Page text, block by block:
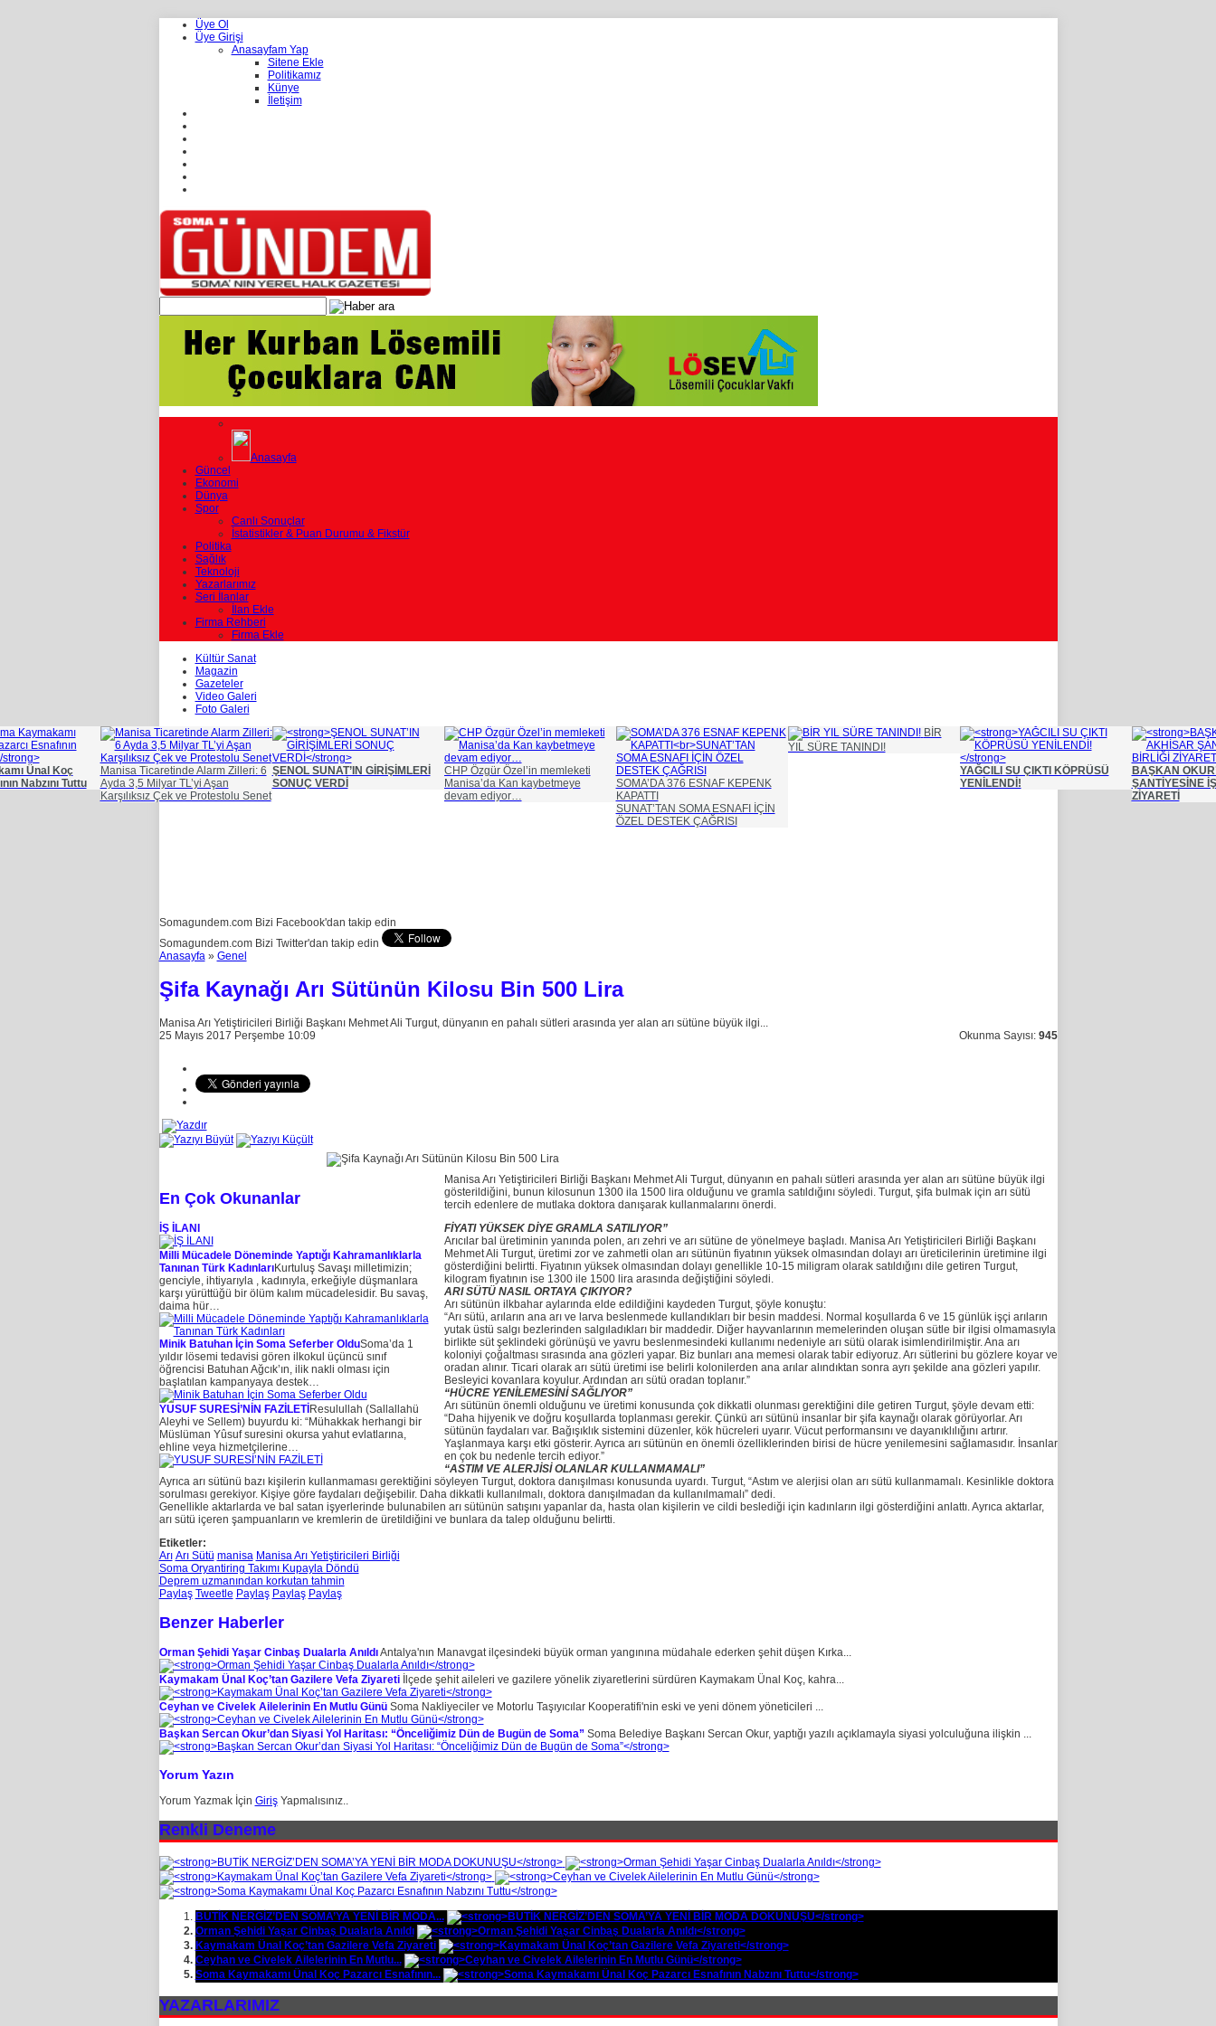
Üye Ol
Üye Girişi
Anasayfam Yap
Sitene Ekle
Politikamız
Künye
İletişim
Anasayfa
Güncel
Ekonomi
Dünya
Spor
Canlı Sonuçlar
İstatistikler & Puan Durumu & Fikstür
Politika
Sağlık
Teknoloji
Yazarlarımız
Seri İlanlar
İlan Ekle
Firma Rehberi
Firma Ekle
Kültür Sanat
Magazin
Gazeteler
Video Galeri
Foto Galeri
Ünal Koç
Nabzını Tuttu
Manisa Ticaretinde Alarm Zilleri: 6
Ayda 3,5 Milyar TL’yi Aşan
Karşılıksız Çek ve Protestolu Senet
ŞENOL SUNAT’IN GİRİŞİMLERİ
SONUÇ VERDİ
CHP Özgür Özel’in memleketi
Manisa’da Kan kaybetmeye
devam ediyor…
SOMA’DA 376 ESNAF KEPENK
KAPATTI
SUNAT’TAN SOMA ESNAFI İÇİN
ÖZEL DESTEK ÇAĞRISI
BİR
YIL SÜRE TANINDI!
YAĞCILI SU ÇIKTI KÖPRÜSÜ
YENİLENDİ!
BAŞKAN
ŞANTİYESİNE
ZİYARETİ
Somagundem.com Bizi Facebook'dan takip edin
Somagundem.com Bizi Twitter'dan takip edin
Anasayfa» Genel
Şifa Kaynağı Arı Sütünün Kilosu Bin 500 Lira
Manisa Arı Yetiştiricileri Birliği Başkanı Mehmet Ali Turgut, dünyanın en pahalı sütleri arasında yer alan arı sütüne büyük ilgi...
25 Mayıs 2017 Perşembe 10:09
Okunma Sayısı: 945
En Çok Okunanlar
İŞ İLANI
Milli Mücadele Döneminde Yaptığı Kahramanlıklarla
Tanınan Türk KadınlarıKurtuluş Savaşı milletimizin;
genciyle, ihtiyarıyla , kadınıyla, erkeğiyle düşmanlara
karşı yürüttüğü bir ölüm kalım mücadelesidir. Bu savaş,
daima hür…
Minik Batuhan İçin Soma Seferber OlduSoma’da 1
yıldır lösemi tedavisi gören ilkokul üçüncü sınıf
öğrencisi Batuhan Ağcık’ın, ilik nakli olması için
başlatılan kampanyaya destek…
YUSUF SURESİ’NİN FAZİLETİ Resulullah (Sallallahü
Aleyhi ve Sellem) buyurdu ki: “Mühakkak herhangi bir
Müslüman Yûsuf suresini okursa yahut evlatlarına,
ehline veya hizmetçilerine…
Manisa Arı Yetiştiricileri Birliği Başkanı Mehmet Ali Turgut, dünyanın en pahalı sütleri arasında yer alan arı sütüne büyük ilgi
gösterildiğini, bunun kilosunun 1300 ila 1500 lira olduğunu ve gramla satıldığını söyledi. Turgut, şifa bulmak için arı sütü
tercih edenlere de mutlaka doktora danışarak kullanmalarını önerdi.
FİYATI YÜKSEK DİYE GRAMLA SATILIYOR”
Arıcılar bal üretiminin yanında polen, arı zehri ve arı sütüne de yönelmeye başladı. Manisa Arı Yetiştiricileri Birliği Başkanı
Mehmet Ali Turgut, üretimi zor ve zahmetli olan arı sütünün fiyatının yüksek olmasından dolayı arı üreticilerinin üretimine ilgi
gösterdiğini belirtti. Fiyatının yüksek olmasından dolayı genellikle 10-15 miligram olarak satıldığını dile getiren Turgut,
kilogram fiyatının ise 1300 ile 1500 lira arasında değiştiğini söyledi.
ARI SÜTÜ NASIL ORTAYA ÇIKIYOR?
Arı sütünün ilkbahar aylarında elde edildiğini kaydeden Turgut, şöyle konuştu:
“Arı sütü, arıların ana arı ve larva beslenmede kullandıkları bir besin maddesi. Normal koşullarda 6 ve 15 günlük işçi arıların
yutak üstü salgı bezlerinden salgıladıkları bir maddedir. Diğer hayvanlarının memelerinden oluşan sütle bir ilgisi olmamasıyla
birlikte süt şeklindeki görünüşü ve yavru beslenmesindeki kullanımı nedeniyle arı sütü olarak isimlendirilmiştir. Ana arı
koloniyi çoğaltması sırasında ana gözleri yapar. Biz bunları ana memesi olarak tabir ediyoruz. Arı sütlerini bu gözlere koyar ve
oradan alınır. Ticari olarak arı sütü üretimi ise belirli kolonilerden ana arılar alındıktan sonra ayrı şekilde ana gözleri yapılır.
Besleyici kovanlara koyulur. Ardından arı sütü oradan toplanır.”
“HÜCRE YENİLEMESİNİ SAĞLIYOR”
Arı sütünün önemli olduğunu ve üretimi konusunda çok dikkatli olunması gerektiğini dile getiren Turgut, şöyle devam etti:
“Daha hijyenik ve doğru koşullarda toplanması gerekir. Çünkü arı sütünü insanlar bir şifa kaynağı olarak görüyorlar. Arı
sütünün faydaları var. Bağışıklık sistemini düzenler, kök hücreleri uyarır. Vücut performansını ve dayanıklılığını artırır.
Yaşlanmaya karşı etki gösterir. Ayrıca arı sütünün en önemli özelliklerinden birisi de hücre yenilemesini sağlamasıdır. İnsanlar
en çok bu nedenle tercih ediyor.”
“ASTIM VE ALERJİSİ OLANLAR KULLANMAMALI”
Ayrıca arı sütünü bazı kişilerin kullanmaması gerektiğini söyleyen Turgut, doktora danışılması konusunda uyardı. Turgut, “Astım ve alerjisi olan arı sütü kullanmamalı. Kesinlikle doktora
sorulması gerekiyor. Kişiye göre faydaları değişebilir. Daha dikkatli kullanılmalı, doktora danışılmadan da kullanılmamalı” dedi.
Genellikle aktarlarda ve bal satan işyerlerinde bulunabilen arı sütünün satışını yapanlar da, hasta olan kişilerin ve cildi beslediği için kadınların ilgi gösterdiğini anlattı. Ayrıca aktarlar,
arı sütü içeren şampuanların ve kremlerin de üretildiğini ve bunlara da talep olduğunu belirtti.
Etiketler:
Arı Arı Sütü manisa Manisa Arı Yetiştiricileri Birliği
Soma Oryantiring Takımı Kupayla Döndü
Deprem uzmanından korkutan tahmin
Paylaş Tweetle Paylaş Paylaş Paylaş
Benzer Haberler
Orman Şehidi Yaşar Cinbaş Dualarla AnıldıAntalya'nın Manavgat ilçesindeki büyük orman yangınına müdahale ederken şehit düşen Kırka...
Kaymakam Ünal Koç’tan Gazilere Vefa Ziyaretiİlçede şehit aileleri ve gazilere yönelik ziyaretlerini sürdüren Kaymakam Ünal Koç, kahra...
Ceyhan ve Civelek Ailelerinin En Mutlu GünüSoma Nakliyeciler ve Motorlu Taşıyıcılar Kooperatifi'nin eski ve yeni dönem yöneticileri ...
Başkan Sercan Okur’dan Siyasi Yol Haritası: “Önceliğimiz Dün de Bugün de Soma”Soma Belediye Başkanı Sercan Okur, yaptığı yazılı açıklamayla siyasi yolculuğuna ilişkin ...
Yorum Yazın
Yorum Yazmak İçin GirişYapmalısınız..
Renkli Deneme
BUTİK NERGİZ’DEN SOMA’YA YENİ BİR MODA...
Orman Şehidi Yaşar Cinbaş Dualarla Anıldı
Kaymakam Ünal Koç’tan Gazilere Vefa Ziyareti
Ceyhan ve Civelek Ailelerinin En Mutlu...
Soma Kaymakamı Ünal Koç Pazarcı Esnafının...
YAZARLARIMIZ